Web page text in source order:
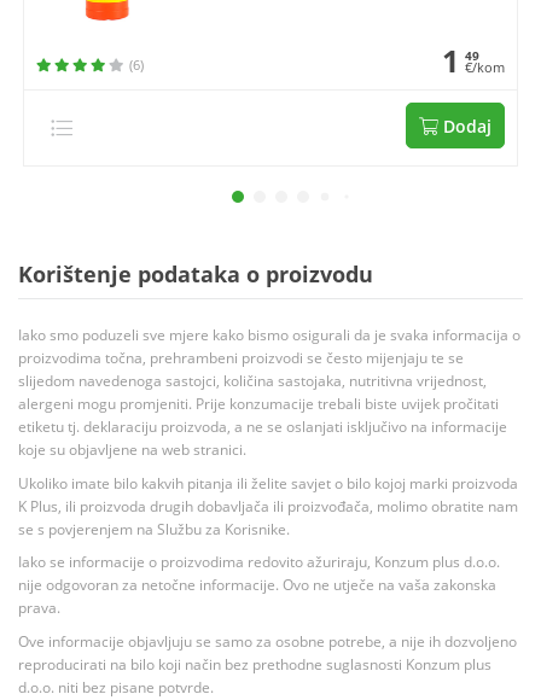
(6) 1 49
€/kom
Dodaj
Korištenje podataka o proizvodu
Iako smo poduzeli sve mjere kako bismo osigurali da je svaka informacija o
proizvodima točna, prehrambeni proizvodi se često mijenjaju te se
slijedom navedenoga sastojci, količina sastojaka, nutritivna vrijednost,
alergeni mogu promjeniti. Prije konzumacije trebali biste uvijek pročitati
etiketu tj. deklaraciju proizvoda, a ne se oslanjati isključivo na informacije
koje su objavljene na web stranici.
Ukoliko imate bilo kakvih pitanja ili želite savjet o bilo kojoj marki proizvoda
K Plus, ili proizvoda drugih dobavljača ili proizvođača, molimo obratite nam
se s povjerenjem na Službu za Korisnike.
Iako se informacije o proizvodima redovito ažuriraju, Konzum plus d.o.o.
nije odgovoran za netočne informacije. Ovo ne utječe na vaša zakonska
prava.
Ove informacije objavljuju se samo za osobne potrebe, a nije ih dozvoljeno
reproducirati na bilo koji način bez prethodne suglasnosti Konzum plus
d.o.o. niti bez pisane potvrde.